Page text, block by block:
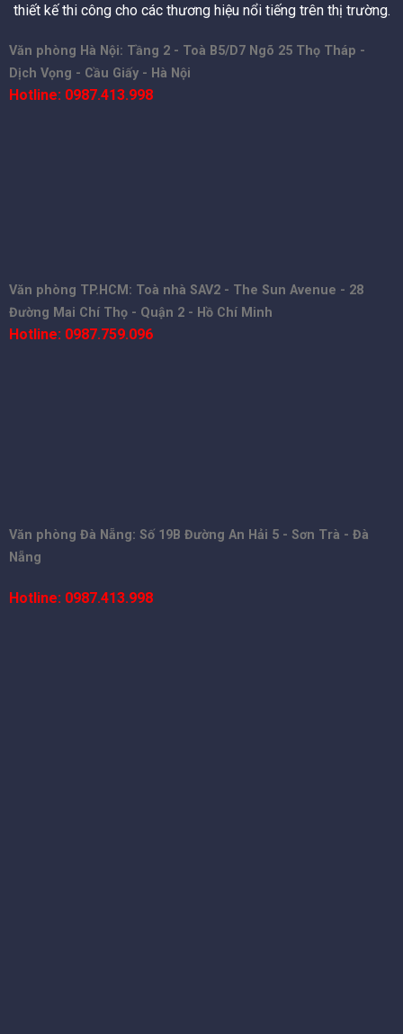
thiết kế thi công cho các thương hiệu nổi tiếng trên thị trường.
Văn phòng Hà Nội: Tầng 2 - Toà B5/D7 Ngõ 25 Thọ Tháp -
Dịch Vọng - Cầu Giấy - Hà Nội
Hotline: 0987.413.998
Văn phòng TP.HCM: Toà nhà SAV2 - The Sun Avenue - 28
Đường Mai Chí Thọ - Quận 2 - Hồ Chí Minh
Hotline: 0987.759.096
Văn phòng Đà Nẵng: Số 19B Đường An Hải 5 - Sơn Trà - Đà
Nẵng
Hotline: 0987.413.998